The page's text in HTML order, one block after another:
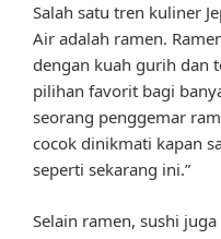
Salah satu tren kuliner
Air adalah ramen.
dengan kuah gurih dan
pilihan favorit bagi
seorang penggemar
cocok dinikmati kapan
seperti sekarang ini.”
Selain ramen, sushi